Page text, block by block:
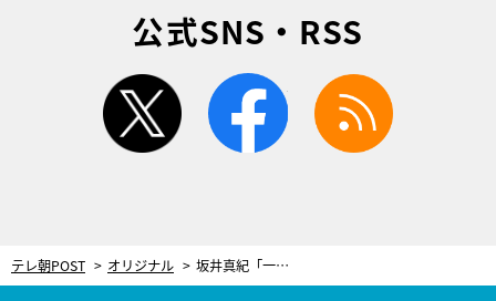
公式SNS・RSS
twitter facebook
テレ朝POST オリジナル 坂井真紀「一生舞台に出てはいけない」と悩んだ過去。古田新太の一言で奮起「死ぬ気で頑張らなければ」